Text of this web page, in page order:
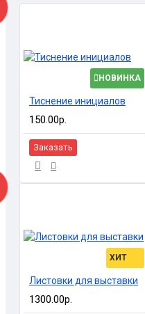
НОВИНКА
Тиснение инициалов
150.00р.
Заказать
ХИТ
Листовки для выставки
1300.00р.